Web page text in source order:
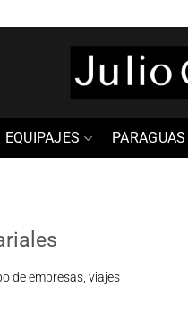
EQUIPAJES PARAGUAS
de empresas, viajes